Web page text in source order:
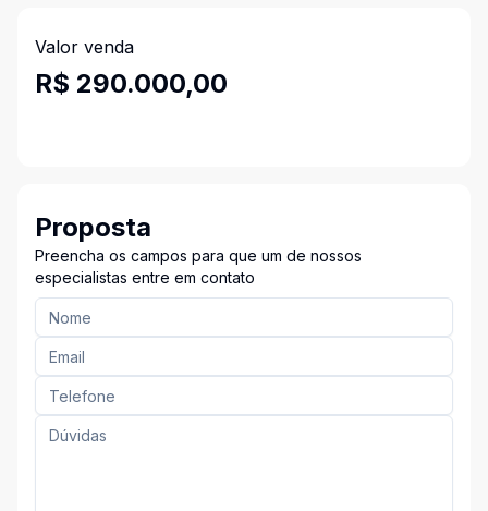
Valor venda
R$ 290.000,00
Proposta
Preencha os campos para que um de nossos
especialistas entre em contato